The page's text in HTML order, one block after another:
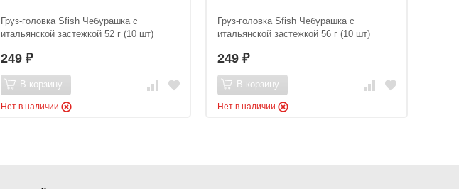
Груз-головка Sfish Чебурашка с
итальянской застежкой 52 г (10 шт)
249 ₽
В корзину
Нет в наличии
Груз-головка Sfish Чебурашка с
итальянской застежкой 56 г (10 шт)
249 ₽
В корзину
Нет в наличии